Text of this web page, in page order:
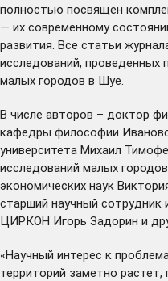
полностью посвящен
— их современному
развития. Все статьи
исследований, проведенных
малых городов в Шуе.
В числе авторов – доктор
кафедры философии
университета Михаил
исследований малых
экономических наук
старший научный сотрудник
ЦИРКОН Игорь Задорин и
«Научный интерес к
территорий заметно